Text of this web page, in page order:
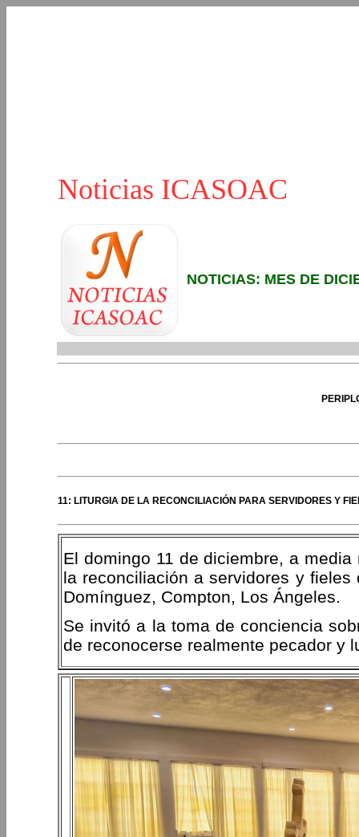
Noticias ICASOAC
NOTICIAS: MES DE
11: LITURGIA DE LA RECONCILIACIÓN PARA SERVIDORES Y
El domingo 11 de diciembre, a
la reconciliación a servidores y
Domínguez, Compton, Los Ángeles.
Se invitó a la toma de conciencia
de reconocerse realmente pecador y